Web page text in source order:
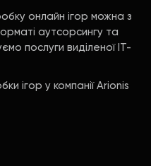
онлайн ігор можна з
аутсорсингу та
послуги виділеної IT-
ігор у компанії Arionis